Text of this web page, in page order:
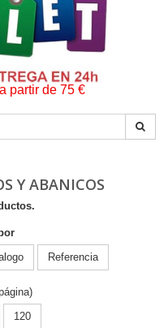
partir de 75 €
Y ABANICOS
Referencia
120